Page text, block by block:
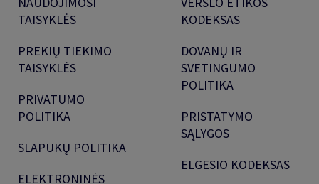
TAISYKLĖS
PREKIŲ TIEKIMO
TAISYKLĖS
PRIVATUMO
POLITIKA
SLAPUKŲ POLITIKA
ELEKTRONINĖS
KODEKSAS
DOVANŲ IR
SVETINGUMO
POLITIKA
PRISTATYMO
SĄLYGOS
ELGESIO KODEKSAS